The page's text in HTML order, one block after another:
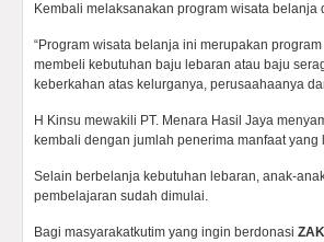
Kembali melaksanakan program wisata
“Program wisata belanja ini merupakan
membeli kebutuhan baju lebaran atau baju
keberkahan atas kelurganya, perusaahaanya
H Kinsu mewakili PT. Menara Hasil Jaya
kembali dengan jumlah penerima manfaat yang
Selain berbelanja kebutuhan lebaran, anak-
pembelajaran sudah dimulai.
Bagi masyarakatkutim yang ingin berdonasi